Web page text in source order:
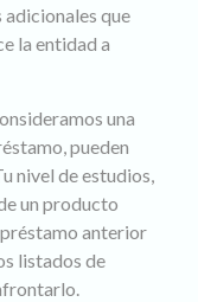
que
la entidad a
una
pueden
nivel de estudios,
un producto
anterior
listados de